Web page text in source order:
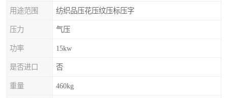
用途范围 纺织品压花压纹压标压字
压力 气压
功率 15kw
是否进口 否
重量 460kg